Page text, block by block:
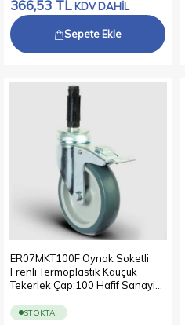
366,53 TL KDV DAHİL
Sepete Ekle
ER07MKT100F Oynak Soketli
Frenli Termoplastik Kauçuk
Tekerlek Çap:100 Hafif Sanayi
Bağlantılı Burçlu Polipropilen
STOKTA